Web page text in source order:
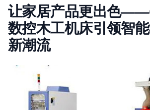
让家居产品更出色
数控木工机床引领智
新潮流